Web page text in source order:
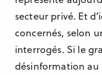
secteur privé. Et
concernés, selon
interrogés. Si le
désinformation